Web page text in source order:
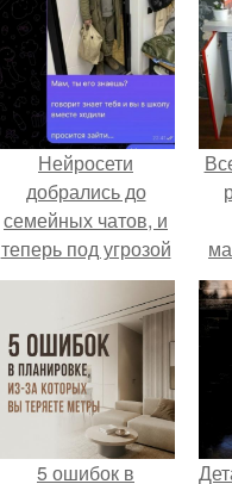
Нейросети
добрались до
семейных чатов, и
теперь под угрозой
мамины нервы.
5 ошибок в